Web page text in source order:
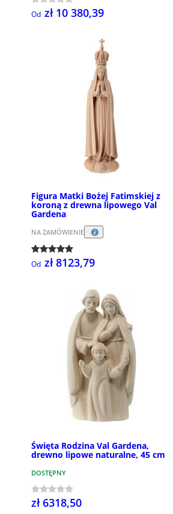
Od zł 10 380,39
Figura Matki Bożej Fatimskiej z
koroną z drewna lipowego Val
Gardena
NA ZAMÓWIENIE
Od zł 8123,79
Święta Rodzina Val Gardena,
drewno lipowe naturalne, 45 cm
DOSTĘPNY
zł 6318,50